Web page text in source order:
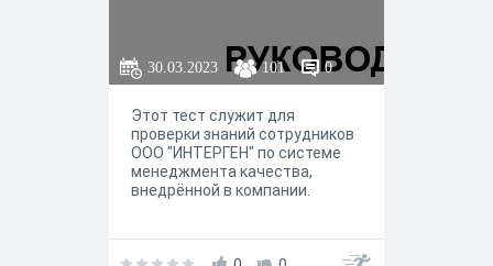
30.03.2023 101 0
Этот тест служит для
проверки знаний сотрудников
ООО "ИНТЕРГЕН" по системе
менеджмента качества,
внедрённой в компании.